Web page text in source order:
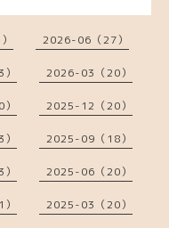
2026-06（27）
2026-03（20）
2025-12（20）
2025-09（18）
2025-06（20）
2025-03（20）